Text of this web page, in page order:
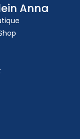
Anna